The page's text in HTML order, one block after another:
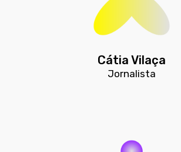
Cátia Vilaça
Jornalista